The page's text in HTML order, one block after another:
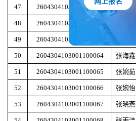
47 2604304103001100061 岳越
48 2604304103001100062
49 2604304103001100063
50 2604304103001100064 张海鑫
51 2604304103001100065 张婉茹
52 2604304103001100066 张婉怡
53 2604304103001100067 张晓燕
网上报名